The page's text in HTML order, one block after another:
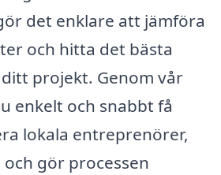
det enklare att jämföra
och hitta det bästa
projekt. Genom vår
enkelt och snabbt få
lokala entreprenörer,
gör processen